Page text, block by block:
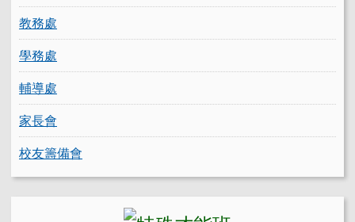
教務處
學務處
輔導處
家長會
校友籌備會